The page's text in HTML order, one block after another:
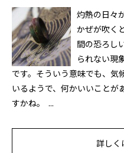
灼熱の日々
かぜが吹く
間の恐ろし
られない現
です。そういう意味でも、気
いるようで、何かいいことが
すかね。 ...
詳しく